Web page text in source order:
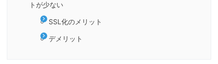
トが少ない
SSL化のメリット
デメリット